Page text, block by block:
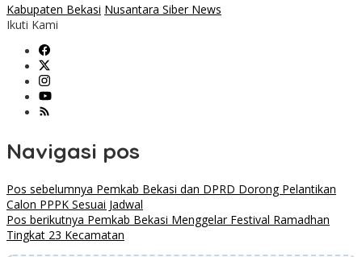
Kabupaten Bekasi Nusantara Siber News
Ikuti Kami
Navigasi pos
Pos sebelumnya Pemkab Bekasi dan DPRD Dorong Pelantikan
Calon PPPK Sesuai Jadwal
Pos berikutnya Pemkab Bekasi Menggelar Festival Ramadhan
Tingkat 23 Kecamatan